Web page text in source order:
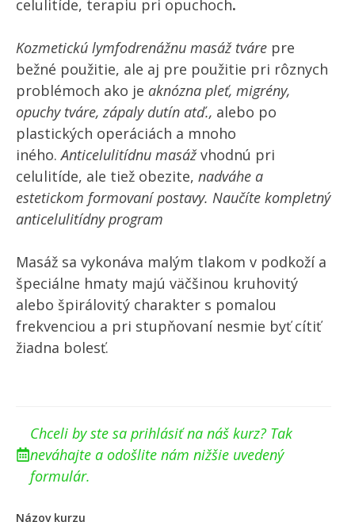
celulitíde, terapiu pri opuchoch.
Kozmetickú lymfodrenážnu masáž tváre pre
bežné použitie, ale aj pre použitie pri rôznych
problémoch ako je aknózna pleť, migrény,
opuchy tváre, zápaly dutín atď., alebo po
plastických operáciách a mnoho
iného.Anticelulitídnu masážvhodnú pri
celulitíde, ale tiež obezite, nadváhe a
estetickom formovaní postavy. Naučíte kompletný
anticelulitídny program
Masáž sa vykonáva malým tlakom v podkoží a
špeciálne hmaty majú väčšinou kruhovitý
alebo špirálovitý charakter s pomalou
frekvenciou a pri stupňovaní nesmie byť cítiť
žiadna bolesť.
Chceli by ste sa prihlásiť na náš kurz? Tak
neváhajte a odošlite nám nižšie uvedený
formulár.
Názov kurzu